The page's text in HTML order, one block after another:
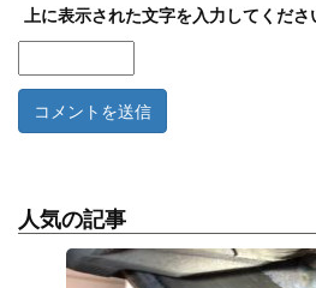
上に表示された文字を入力してくださ
人気の記事